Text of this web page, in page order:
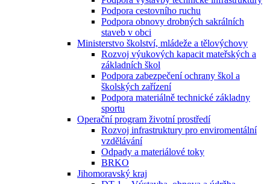
Podpora cestovního ruchu
Podpora obnovy drobných sakrálních
staveb v obci
Ministerstvo školství, mládeže a tělovýchovy
Rozvoj výukových kapacit mateřských a
základních škol
Podpora zabezpečení ochrany škol a
školských zařízení
Podpora materiálně technické základny
sportu
Operační program životní prostředí
Rozvoj infrastruktury pro enviromentální
vzdělávání
Odpady a materiálové toky
BRKO
Jihomoravský kraj